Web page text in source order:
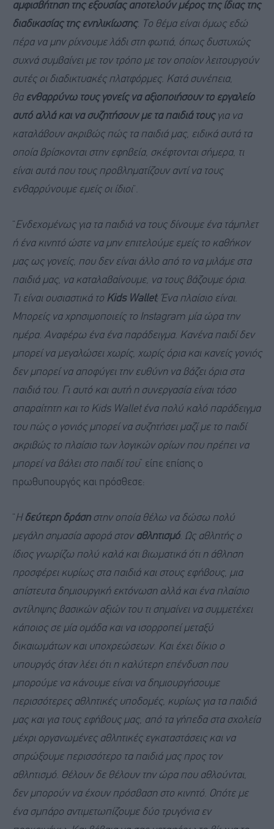
αμφισβήτηση της εξουσίας αποτελούν μέρος της ίδιας της
διαδικασίας της ενηλικίωσης. Το θέμα είναι όμως εδώ
πέρα να μην ρίχνουμε λάδι στη φωτιά, όπως δυστυχώς
συχνά συμβαίνει με τον τρόπο με τον οποίον λειτουργούν
αυτές οι διαδικτυακές πλατφόρμες. Κατά συνέπεια,
θα ενθαρρύνω τους γονείς να αξιοποιήσουν το εργαλείο
αυτό αλλά και να συζητήσουν με τα παιδιά τουςγια να
καταλάβουν ακριβώς πώς τα παιδιά μας, ειδικά αυτά τα
οποία βρίσκονται στην εφηβεία, σκέφτονται σήμερα, τι
είναι αυτά που τους προβληματίζουν αντί να τους
ενθαρρύνουμε εμείς οι ίδιοι“.
“Ενδεχομένως για τα παιδιά να τους δίνουμε ένα τάμπλετ
ή ένα κινητό ώστε να μην επιτελούμε εμείς το καθήκον
μας ως γονείς, που δεν είναι άλλο από το να μιλάμε στα
παιδιά μας, να καταλαβαίνουμε, να τους βάζουμε όρια.
Τι είναι ουσιαστικά το Kids Wallet; Ένα πλαίσιο είναι.
Μπορείς να χρησιμοποιείς το Instagram μία ώρα την
ημέρα. Αναφέρω ένα ένα παράδειγμα. Κανένα παιδί δεν
μπορεί να μεγαλώσει χωρίς, χωρίς όρια και κανείς γονιός
δεν μπορεί να αποφύγει την ευθύνη να βάζει όρια στα
παιδιά του. Γι αυτό και αυτή η συνεργασία είναι τόσο
απαραίτητη και το Kids Wallet ένα πολύ καλό παράδειγμα
του πώς ο γονιός μπορεί να συζητήσει μαζί με το παιδί
ακριβώς το πλαίσιο των λογικών ορίων που πρέπει να
μπορεί να βάλει στο παιδί του” είπε επίσης ο
πρωθυπουργός και πρόσθεσε:
“Η δεύτερη δράσηστην οποία θέλω να δώσω πολύ
μεγάλη σημασία αφορά στον αθλητισμό. Ως αθλητής ο
ίδιος γνωρίζω πολύ καλά και βιωματικά ότι η άθληση
προσφέρει κυρίως στα παιδιά και στους εφήβους, μια
απίστευτα δημιουργική εκτόνωση αλλά και ένα πλαίσιο
αντίληψης βασικών αξιών του τι σημαίνει να συμμετέχει
κάποιος σε μία ομάδα και να ισορροπεί μεταξύ
δικαιωμάτων και υποχρεώσεων. Και έχει δίκιο ο
υπουργός όταν λέει ότι η καλύτερη επένδυση που
μπορούμε να κάνουμε είναι να δημιουργήσουμε
περισσότερες αθλητικές υποδομές, κυρίως για τα παιδιά
μας και για τους εφήβους μας, από τα γήπεδα στα σχολεία
μέχρι οργανωμένες αθλητικές εγκαταστάσεις και να
σπρώξουμε περισσότερο τα παιδιά μας προς τον
αθλητισμό. Θέλουν δε θέλουν την ώρα που αθλούνται,
δεν μπορούν να έχουν πρόσβαση στο κινητό. Οπότε με
ένα σμπάρο αντιμετωπίζουμε δύο τρυγόνια εν